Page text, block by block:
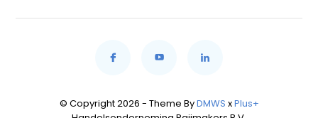
© Copyright 2026 - Theme ByDMWS xPlus+